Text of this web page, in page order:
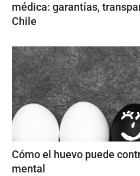
médica: garantías,
Chile
Cómo el huevo puede
mental